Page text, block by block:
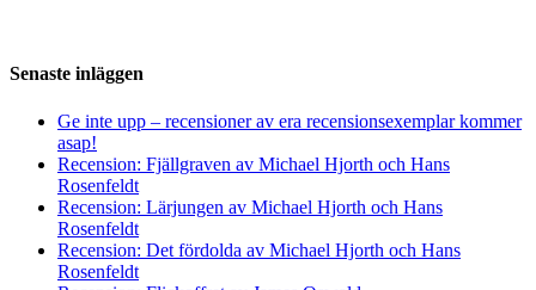
Senaste inläggen
Ge inte upp – recensioner av era recensionsexemplar kommer
asap!
Recension: Fjällgraven av Michael Hjorth och Hans
Rosenfeldt
Recension: Lärjungen av Michael Hjorth och Hans
Rosenfeldt
Recension: Det fördolda av Michael Hjorth och Hans
Rosenfeldt